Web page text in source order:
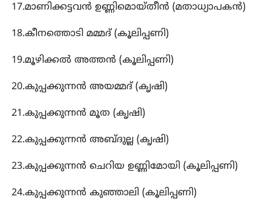
17.മാണിക്കട്ടവൻ ഉണ്ണിമൊയ്തീൻ (മതാധ്യാപകൻ)
18.കീനത്തൊടി മമ്മദ് (കൂലിപ്പണി)
19.മൂഴിക്കൽ അത്തൻ (കൂലിപ്പണി)
20.കുപ്പക്കുന്നൻ അയമ്മദ് (കൃഷി)
21.കുപ്പക്കുന്നൻ മൂത (കൃഷി)
22.കുപ്പക്കുന്നൻ അബ്​ദുല്ല (കൃഷി)
23.കുപ്പക്കുന്നൻ ചെറിയ ഉണ്ണിമോയി (കൂലിപ്പണി)
24.കുപ്പക്കുന്നൻ കുഞ്ഞാലി (കൂലിപ്പണി)